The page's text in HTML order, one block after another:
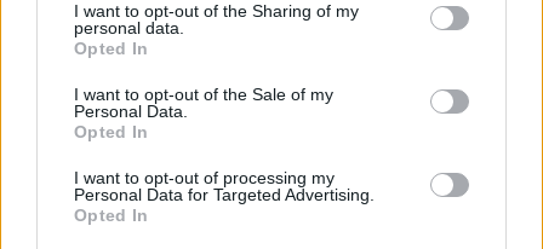
I want to opt-out of the Sharing of my
personal data.
Opted In
I want to opt-out of the Sale of my
Personal Data.
Opted In
I want to opt-out of processing my
Personal Data for Targeted Advertising.
Opted In
a legtöbb nagyobb autópályán is tízezrek haladnak át
naponta.